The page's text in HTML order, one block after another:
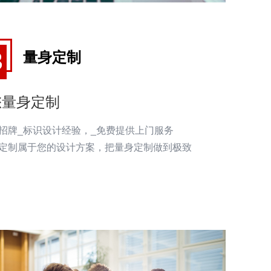
身定制
牌_标识设计经验，_免费提供上门服务
制属于您的设计方案，把量身定制做到极致
量身定制